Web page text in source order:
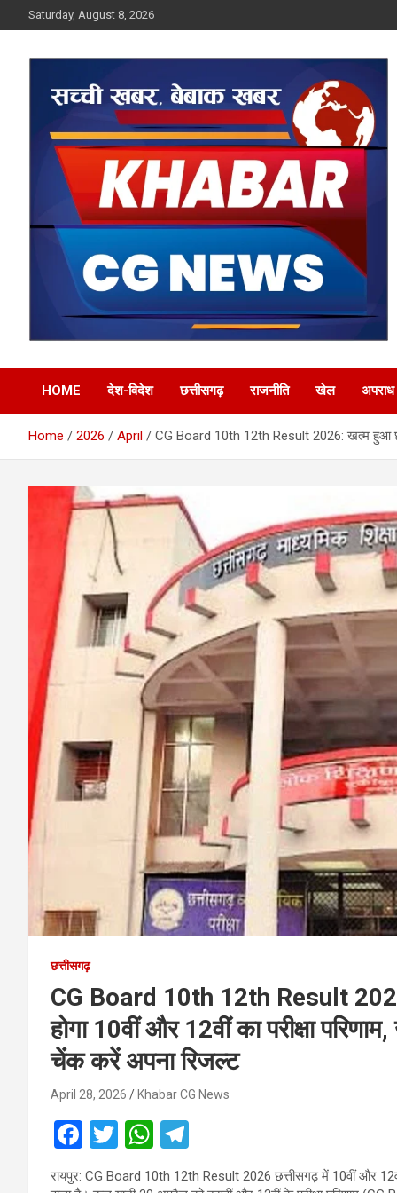
to
Saturday, August 8, 2026
Khabar CG News
HOME देश-विदेश छत्तीसगढ़ राजनीति खेल अपराध
Home 2026 April CG Board 10th 12th Result 2026: खत्म हुआ
छत्तीसगढ़
CG Board 10th 12th Result
होगा 10वीं और 12वीं का परीक्षा
चेंक करें अपना रिजल्ट
April 28, 2026 Khabar CG News
F
a
T
wi
W
h
el
रायपुर: CG Board 10th 12th Result 2026 छत्तीसगढ़ में 10वीं और